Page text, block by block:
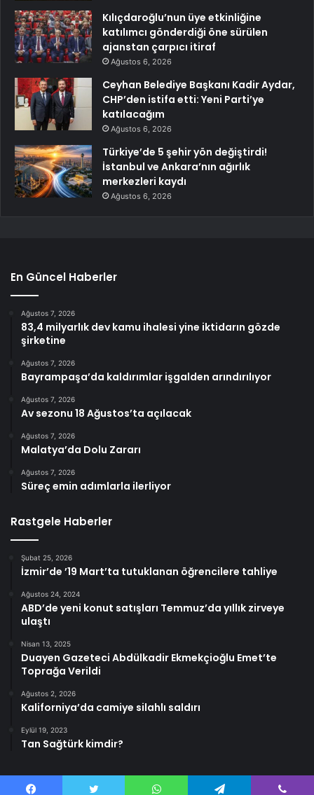
Kılıçdaroğlu’nun üye etkinliğine
katılımcı gönderdiği öne sürülen
ajanstan çarpıcı itiraf
Ağustos 6, 2026
Ceyhan Belediye Başkanı Kadir Aydar,
CHP’den istifa etti: Yeni Parti’ye
katılacağım
Ağustos 6, 2026
Türkiye’de 5 şehir yön değiştirdi!
İstanbul ve Ankara’nın ağırlık
merkezleri kaydı
Ağustos 6, 2026
En Güncel Haberler
Ağustos 7, 2026
83,4 milyarlık dev kamu ihalesi yine iktidarın gözde
şirketine
Ağustos 7, 2026
Bayrampaşa’da kaldırımlar işgalden arındırılıyor
Ağustos 7, 2026
Av sezonu 18 Ağustos’ta açılacak
Ağustos 7, 2026
Malatya’da Dolu Zararı
Ağustos 7, 2026
Süreç emin adımlarla ilerliyor
Rastgele Haberler
Şubat 25, 2026
İzmir’de ’19 Mart’ta tutuklanan öğrencilere tahliye
Ağustos 24, 2024
ABD’de yeni konut satışları Temmuz’da yıllık zirveye
ulaştı
Nisan 13, 2025
Duayen Gazeteci Abdülkadir Ekmekçioğlu Emet’te
Toprağa Verildi
Ağustos 2, 2026
Kaliforniya’da camiye silahlı saldırı
Eylül 19, 2023
Tan Sağtürk kimdir?